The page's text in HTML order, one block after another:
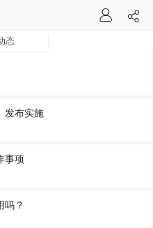
态
发布实施
事项
吗？